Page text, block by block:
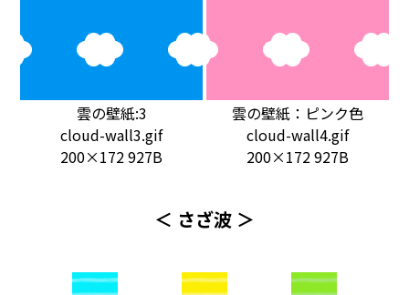
雲の壁紙:3
cloud-wall3.gif
200×172 927B
雲の壁紙：ピンク色
cloud-wall4.gif
200×172 927B
＜ さざ波 ＞